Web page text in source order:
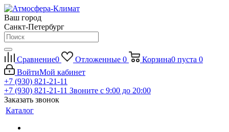
Ваш город
Санкт-Петербург
Сравнение0 Отложенные 0 Корзина0 пуста 0
ВойтиМой кабинет
+7 (930) 821-21-11
+7 (930) 821-21-11 Звоните с 9:00 до 20:00
Заказать звонок
Каталог